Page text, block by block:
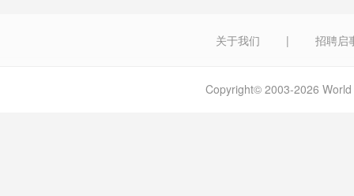
关于我们 | 招聘启
Copyright© 2003-2026